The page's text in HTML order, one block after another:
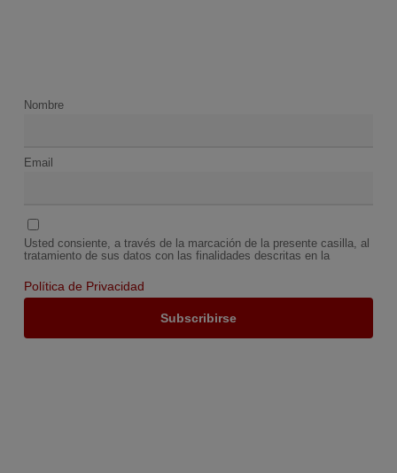
Nombre
Email
Usted consiente, a través de la marcación de la presente casilla, al
tratamiento de sus datos con las finalidades descritas en la
Política de Privacidad